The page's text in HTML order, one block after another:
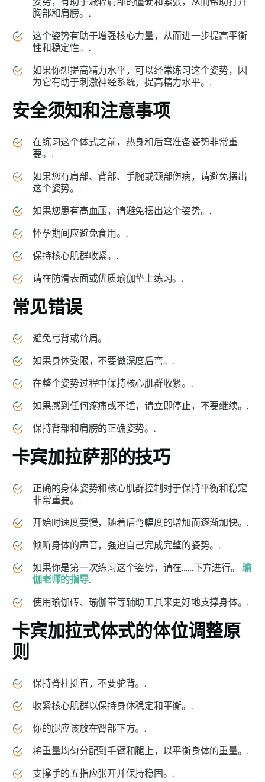
胸部和肩膀。.
这个姿势有助于增强核心力量，从而进一步提高平衡
性和稳定性。.
如果你想提高精力水平，可以经常练习这个姿势，因
为它有助于刺激神经系统，提高精力水平。.
安全须知和注意事项
在练习这个体式之前，热身和后弯准备姿势非常重
要。.
如果您有肩部、背部、手腕或颈部伤病，请避免摆出
这个姿势。.
如果您患有高血压，请避免摆出这个姿势。.
怀孕期间应避免食用。.
保持核心肌群收紧。.
请在防滑表面或优质瑜伽垫上练习。.
常见错误
避免弓背或耸肩。.
如果身体受限，不要做深度后弯。.
在整个姿势过程中保持核心肌群收紧。.
如果感到任何疼痛或不适，请立即停止，不要继续。.
保持背部和肩膀的正确姿势。.
卡宾加拉萨那的技巧
正确的身体姿势和核心肌群控制对于保持平衡和稳定
非常重要。.
开始时速度要慢，随着后弯幅度的增加而逐渐加快。.
倾听身体的声音，强迫自己完成完整的姿势。.
如果你是第一次练习这个姿势，请在……下方进行。瑜
伽老师的指导.
使用瑜伽砖、瑜伽带等辅助工具来更好地支撑身体。.
卡宾加拉式体式的体位调整原
则
保持脊柱挺直，不要驼背。.
收紧核心肌群以保持身体稳定和平衡。.
你的腿应该放在臀部下方。.
将重量均匀分配到手臂和腿上，以平衡身体的重量。.
支撑手的五指应张开并保持稳固。.